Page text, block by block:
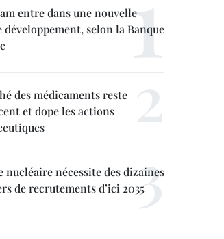
entre dans une nouvelle
développement, selon la Banque
des médicaments reste
et dope les actions
nucléaire nécessite des dizaines
de recrutements d’ici 2035